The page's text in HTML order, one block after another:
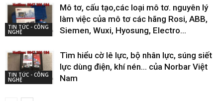
TIN TỨC - CÔNG
NGHỆ
Mô tơ, cấu tạo,các loại mô tơ. nguyên lý
làm việc của mô tơ các hãng Rosi, ABB,
Siemen, Wuxi, Hyosung, Electro...
TIN TỨC - CÔNG
NGHỆ
Tìm hiểu cờ lê lực, bộ nhân lực, súng siết
lực dùng điện, khí nén… của Norbar Việt
Nam